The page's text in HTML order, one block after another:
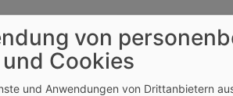
von
Cookies
und Anwendungen von Drittanbietern